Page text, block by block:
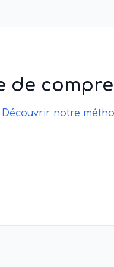
de
Découvrir notre